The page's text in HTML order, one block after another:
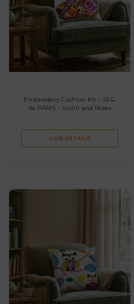
Embroidery Cushion Kit – SEG
de PARIS – Violin and Roses
VOIR DÉTAILS